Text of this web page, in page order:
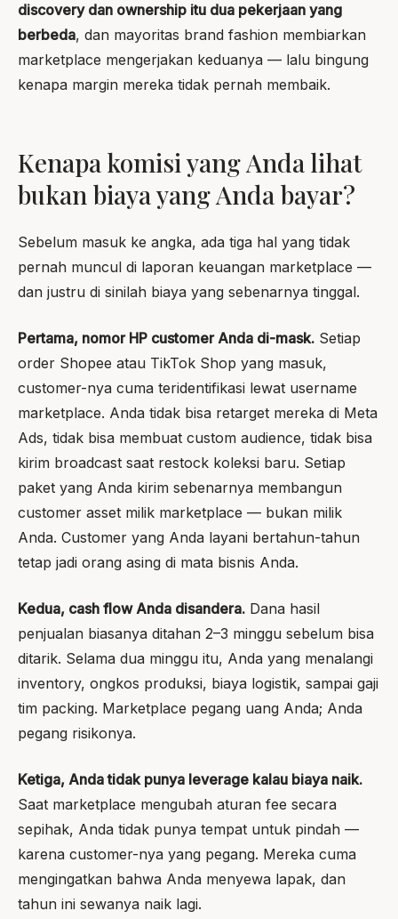
discovery dan ownership itu dua pekerjaan yang
berbeda, dan mayoritas brand fashion membiarkan
marketplace mengerjakan keduanya — lalu bingung
kenapa margin mereka tidak pernah membaik.
Kenapa komisi yang Anda lihat
bukan biaya yang Anda bayar?
Sebelum masuk ke angka, ada tiga hal yang tidak
pernah muncul di laporan keuangan marketplace —
dan justru di sinilah biaya yang sebenarnya tinggal.
Pertama, nomor HP customer Anda di-mask. Setiap
order Shopee atau TikTok Shop yang masuk,
customer-nya cuma teridentifikasi lewat username
marketplace. Anda tidak bisa retarget mereka di Meta
Ads, tidak bisa membuat custom audience, tidak bisa
kirim broadcast saat restock koleksi baru. Setiap
paket yang Anda kirim sebenarnya membangun
customer asset milik marketplace — bukan milik
Anda. Customer yang Anda layani bertahun-tahun
tetap jadi orang asing di mata bisnis Anda.
Kedua, cash flow Anda disandera. Dana hasil
penjualan biasanya ditahan 2–3 minggu sebelum bisa
ditarik. Selama dua minggu itu, Anda yang menalangi
inventory, ongkos produksi, biaya logistik, sampai gaji
tim packing. Marketplace pegang uang Anda; Anda
pegang risikonya.
Ketiga, Anda tidak punya leverage kalau biaya naik.
Saat marketplace mengubah aturan fee secara
sepihak, Anda tidak punya tempat untuk pindah —
karena customer-nya yang pegang. Mereka cuma
mengingatkan bahwa Anda menyewa lapak, dan
tahun ini sewanya naik lagi.